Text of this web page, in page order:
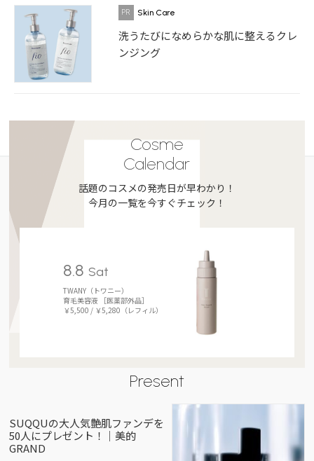
Skin Care
洗うたびになめらかな肌に整えるクレ
ンジング
Cosme
Calendar
話題のコスメの発売日が早わかり！
今月の一覧を今すぐチェック！
8.8 Sat
TWANY（トワニー）
育毛美容液 ［医薬部外品］
￥5,500 / ￥5,280（レフィル）
Present
SUQQUの大人気艶肌ファンデを
50人にプレゼント！｜美的
GRAND